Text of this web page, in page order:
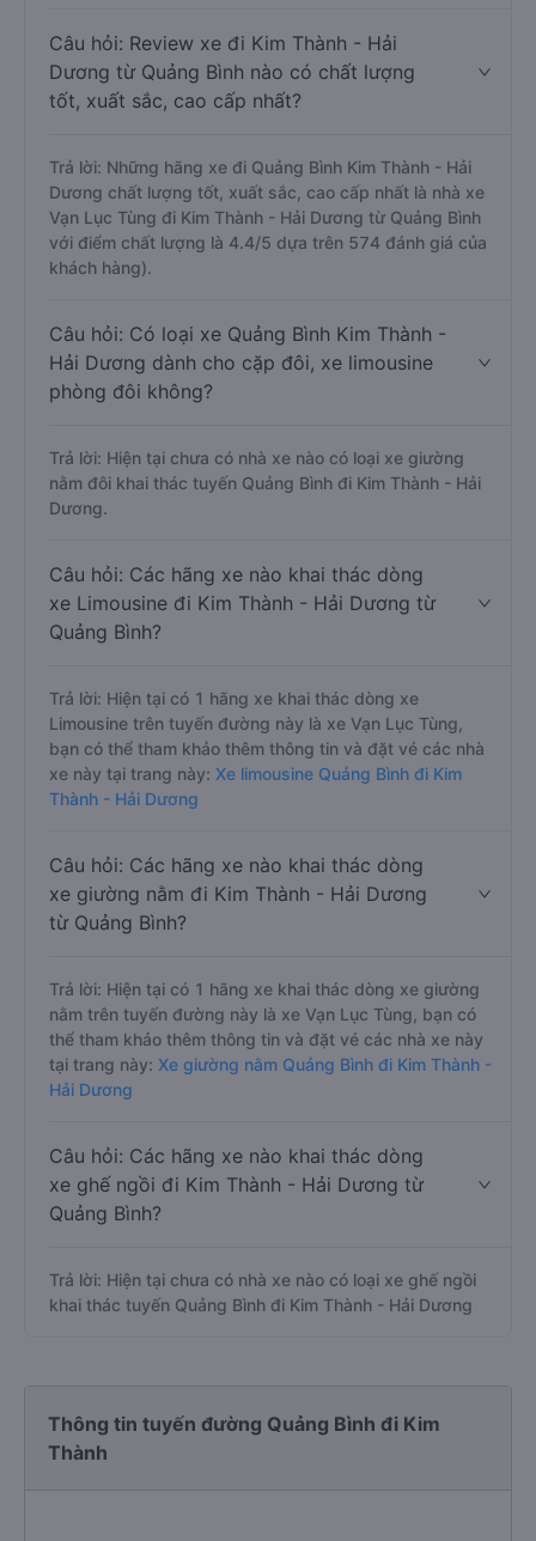
Câu hỏi: Review xe đi Kim Thành - Hải
Dương từ Quảng Bình nào có chất lượng
tốt, xuất sắc, cao cấp nhất?
Trả lời: Những hãng xe đi Quảng Bình Kim Thành - Hải
Dương chất lượng tốt, xuất sắc, cao cấp nhất là nhà xe
Vạn Lục Tùng đi Kim Thành - Hải Dương từ Quảng Bình
với điểm chất lượng là 4.4/5 dựa trên 574 đánh giá của
khách hàng).
Câu hỏi: Có loại xe Quảng Bình Kim Thành -
Hải Dương dành cho cặp đôi, xe limousine
phòng đôi không?
Trả lời: Hiện tại chưa có nhà xe nào có loại xe giường
nằm đôi khai thác tuyến Quảng Bình đi Kim Thành - Hải
Dương.
Câu hỏi: Các hãng xe nào khai thác dòng
xe Limousine đi Kim Thành - Hải Dương từ
Quảng Bình?
Trả lời: Hiện tại có 1 hãng xe khai thác dòng xe
Limousine trên tuyến đường này là xe Vạn Lục Tùng,
bạn có thể tham khảo thêm thông tin và đặt vé các nhà
xe này tại trang này: Xe limousine Quảng Bình đi Kim
Thành - Hải Dương
Câu hỏi: Các hãng xe nào khai thác dòng
xe giường nằm đi Kim Thành - Hải Dương
từ Quảng Bình?
Trả lời: Hiện tại có 1 hãng xe khai thác dòng xe giường
nằm trên tuyến đường này là xe Vạn Lục Tùng, bạn có
thể tham khảo thêm thông tin và đặt vé các nhà xe này
tại trang này: Xe giường nằm Quảng Bình đi Kim Thành -
Hải Dương
Câu hỏi: Các hãng xe nào khai thác dòng
xe ghế ngồi đi Kim Thành - Hải Dương từ
Quảng Bình?
Trả lời: Hiện tại chưa có nhà xe nào có loại xe ghế ngồi
khai thác tuyến Quảng Bình đi Kim Thành - Hải Dương
Thông tin tuyến đường Quảng Bình đi Kim
Thành